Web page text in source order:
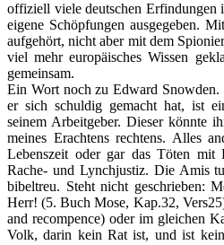
offiziell viele deutschen Erfindungen
eigene Schöpfungen ausgegeben.
aufgehört, nicht aber mit dem
viel mehr europäisches Wissen
gemeinsam.
Ein Wort noch zu Edward Snowden.
er sich schuldig gemacht hat, ist
seinem Arbeitgeber. Dieser könnte
meines Erachtens rechtens. Alles
Lebenszeit oder gar das Töten mit
Rache- und Lynchjustiz. Die Amis
bibeltreu. Steht nicht geschrieben:
Herr! (5. Buch Mose, Kap.32,
and recompence) oder im gleichen
Volk, darin kein Rat ist, und ist